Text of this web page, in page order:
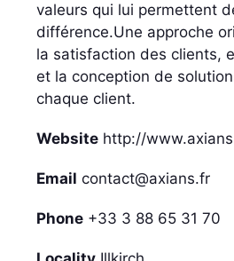
valeurs qui lui permettent
différence.Une approche
la satisfaction des clients,
et la conception de
chaque client.
Website http://
Email contact@axians.fr
Phone +33 3 88 65 31 70